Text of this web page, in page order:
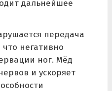
дальнейшее
передача
негативно
ног. Мёд
и ускоряет